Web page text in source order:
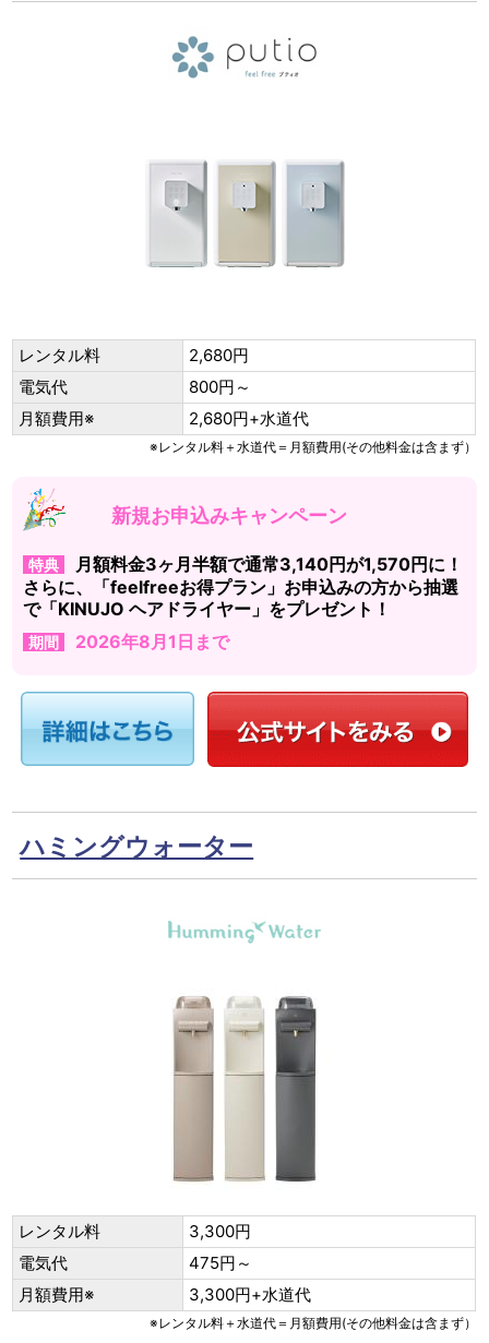
レンタル料
2,680円
電気代
800円～
月額費用※
2,680円+水道代
※レンタル料＋水道代＝月額費用(その他料金は含まず）
新規お申込みキャンペーン
特典
月額料金3ヶ月半額で通常3,140円が1,570円に！
さらに、「feelfreeお得プラン」お申込みの方から抽選
で「KINUJO ヘアドライヤー」をプレゼント！
期間 2026年8月1日まで
ハミングウォーター
レンタル料
3,300円
電気代
475円～
月額費用※
3,300円+水道代
※レンタル料＋水道代＝月額費用(その他料金は含まず）